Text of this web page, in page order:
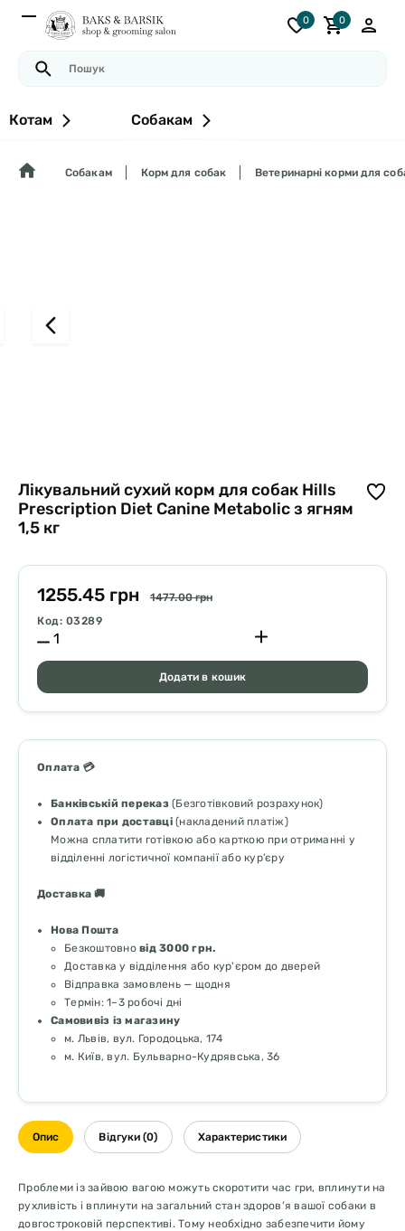
0 0
Котам Собакам
Собакам Корм для собак Ветеринарні корми для
Лікувальний сухий корм для собак Hills
Prescription Diet Canine Metabolic з ягням
1,5 кг
1255.45 грн
1477.00 грн
Код: 03289
Додати в кошик
Оплата 💳
Банківській переказ(Безготівковий розрахунок)
Оплата при доставці(накладений платіж)
Можна сплатити готівкою або карткою при отриманні у
відділенні логістичної компанії або кур’єру
Доставка 🚚
Нова Пошта
Безкоштовно від 3000 грн.
Доставка у відділення або кур'єром до дверей
Відправка замовлень — щодня
Термін: 1–3 робочі дні
Самовивіз із магазину
м. Львів, вул. Городоцька, 174
м. Київ, вул. Бульварно-Кудрявська, 36
Опис Відгуки (0) Характеристики
Проблеми із зайвою вагою можуть скоротити час гри, вплинути на
рухливість і вплинути на загальний стан здоров’я вашої собаки в
довгостроковій перспективі. Тому необхідно забезпечити йому